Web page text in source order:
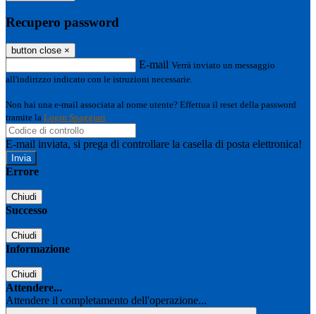
Recupero password
button close ×
E-mail Verrà inviato un messaggio
all'indirizzo indicato con le istruzioni necessarie.
Non hai una e-mail associata al nome utente? Effettua il reset della password
tramite la Login Spaggiari
E-mail inviata, si prega di controllare la casella di posta elettronica!
Errore
Chiudi
Successo
Chiudi
Informazione
Chiudi
Attendere...
Attendere il completamento dell'operazione...